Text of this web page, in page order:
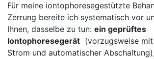
Für ⁣meine iontophoresegestützte
Zerrung bereite ich ⁢systematisch vor
Ihnen, dasselbe zu tun: ein geprüftes‌
Iontophoresegerät
(vorzugsweise
Strom und automatischer ‌Abschaltung),